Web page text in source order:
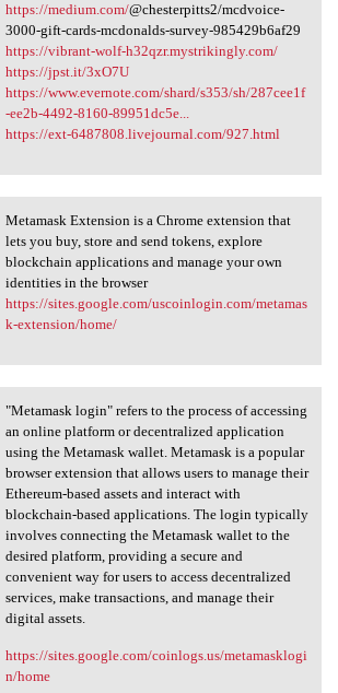
https://medium.com/@chesterpitts2/mcdvoice-
3000-gift-cards-mcdonalds-survey-985429b6af29
https://vibrant-wolf-h32qzr.mystrikingly.com/
https://jpst.it/3xO7U
https://www.evernote.com/shard/s353/sh/287cee1f
-ee2b-4492-8160-89951dc5e...
https://ext-6487808.livejournal.com/927.html
Extension is a
Metamask Extension is a Chrome extension that
lets you buy, store and send tokens, explore
blockchain applications and manage your own
identities in the browser
https://sites.google.com/uscoinlogin.com/metamas
k-extension/home/
login" refers to
"Metamask login" refers to the process of accessing
an online platform or decentralized application
using the Metamask wallet. Metamask is a popular
browser extension that allows users to manage their
Ethereum-based assets and interact with
blockchain-based applications. The login typically
involves connecting the Metamask wallet to the
desired platform, providing a secure and
convenient way for users to access decentralized
services, make transactions, and manage their
digital assets.
https://sites.google.com/coinlogs.us/metamasklogi
n/home